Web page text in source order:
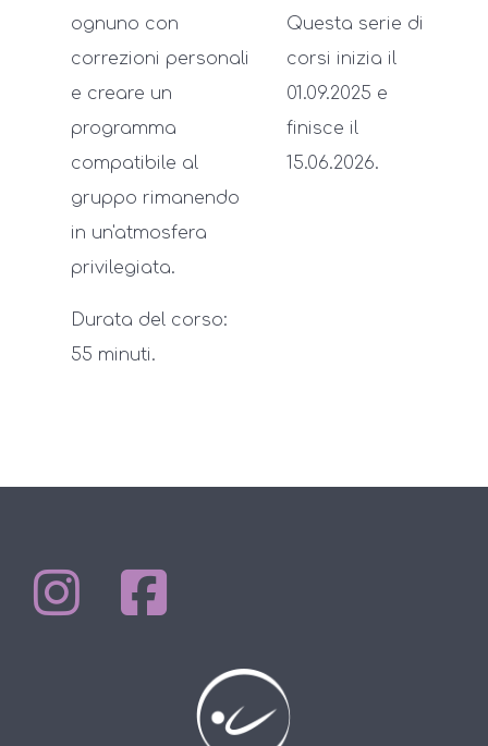
ognuno con
correzioni personali
e creare un
programma
compatibile al
gruppo rimanendo
in un'atmosfera
privilegiata.
Durata del corso:
55 minuti.
Questa serie di
corsi inizia il
01.09.2025 e
finisce il
15.06.2026.